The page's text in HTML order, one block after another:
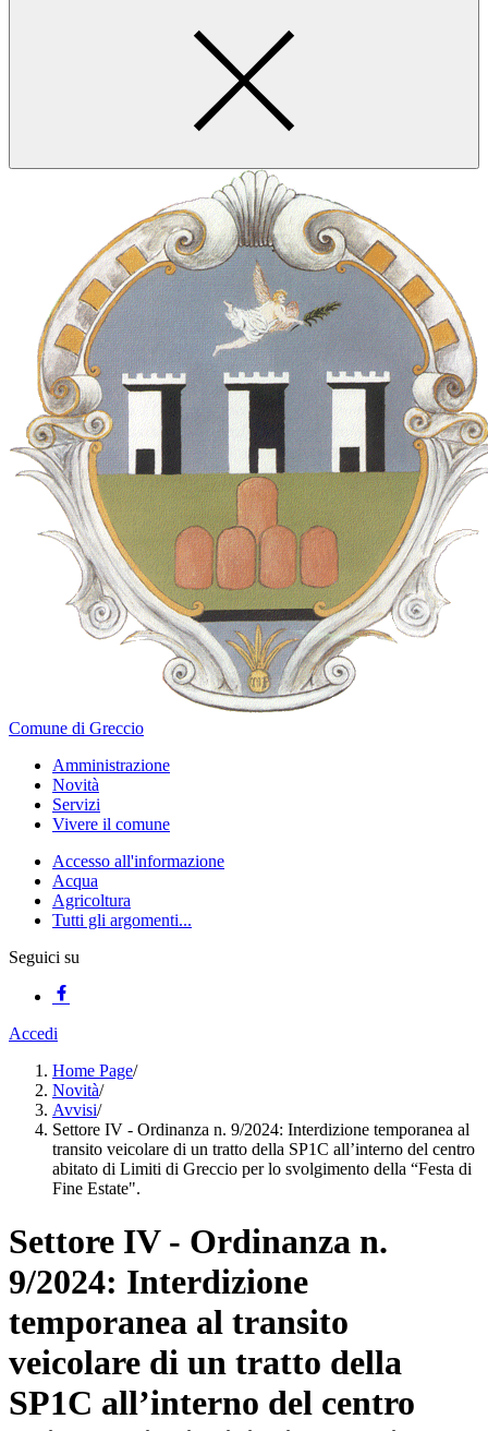
Comune di Greccio
Amministrazione
Novità
Servizi
Vivere il comune
Accesso all'informazione
Acqua
Agricoltura
Tutti gli argomenti...
Seguici su
Accedi
Home Page/
Novità/
Avvisi/
Settore IV - Ordinanza n. 9/2024: Interdizione temporanea al
transito veicolare di un tratto della SP1C all’interno del centro
abitato di Limiti di Greccio per lo svolgimento della “Festa di
Fine Estate".
Settore IV - Ordinanza n.
9/2024: Interdizione
temporanea al transito
veicolare di un tratto della
SP1C all’interno del centro